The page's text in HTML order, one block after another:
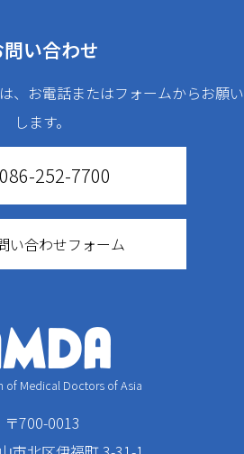
問い合わせ
、お電話またはフォームからお願い
します。
086-252-7700
い合わせフォーム
of Medical Doctors of Asia
〒700-0013